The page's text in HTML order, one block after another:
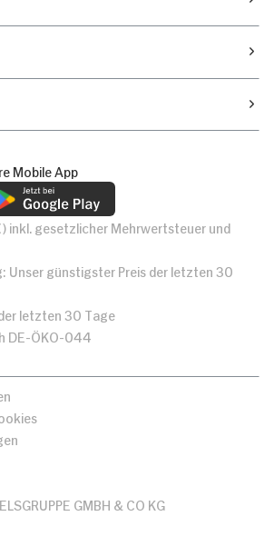
Mobile App
inkl. gesetzlicher Mehrwertsteuer und
Unser günstigster Preis der letzten 30
letzten 30 Tage
DE-ÖKO-044
GMBH & CO KG